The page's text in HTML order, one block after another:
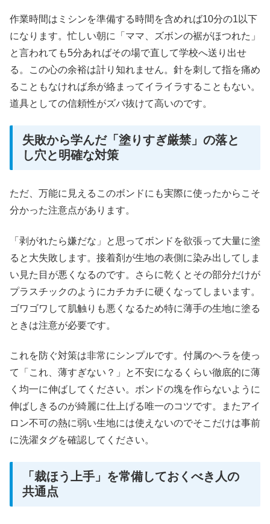
作業時間はミシンを準備する時間を含めれば10分の1以下
になります。忙しい朝に「ママ、ズボンの裾がほつれた」
と言われても5分あればその場で直して学校へ送り出せ
る。この心の余裕は計り知れません。針を刺して指を痛め
ることもなければ糸が絡まってイライラすることもない。
道具としての信頼性がズバ抜けて高いのです。
失敗から学んだ「塗りすぎ厳禁」の落と
し穴と明確な対策
ただ、万能に見えるこのボンドにも実際に使ったからこそ
分かった注意点があります。
「剥がれたら嫌だな」と思ってボンドを欲張って大量に塗
ると大失敗します。接着剤が生地の表側に染み出してしま
い見た目が悪くなるのです。さらに乾くとその部分だけが
プラスチックのようにカチカチに硬くなってしまいます。
ゴワゴワして肌触りも悪くなるため特に薄手の生地に塗る
ときは注意が必要です。
これを防ぐ対策は非常にシンプルです。付属のヘラを使っ
て「これ、薄すぎない？」と不安になるくらい徹底的に薄
く均一に伸ばしてください。ボンドの塊を作らないように
伸ばしきるのが綺麗に仕上げる唯一のコツです。またアイ
ロン不可の熱に弱い生地には使えないのでそこだけは事前
に洗濯タグを確認してください。
「裁ほう上手」を常備しておくべき人の
共通点